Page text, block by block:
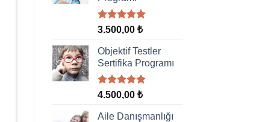
5 üzerinden
oy
aldı
3.500,00 ₺
Objektif Testler
Sertifika Programı
5 üzerinden
oy
aldı
4.500,00 ₺
Aile Danışmanlığı